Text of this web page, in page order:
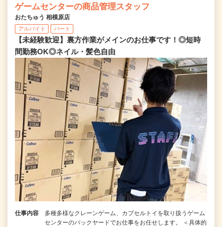
ゲームセンターの商品管理スタッフ
おたちゅう 相模原店
アルバイト パート
【未経験歓迎】裏方作業がメインのお仕事です！◎短時
間勤務OK◎ネイル・髪色自由
仕事内容
多種多様なクレーンゲーム、カプセルトイを取り扱うゲーム
センターのバックヤードでお仕事をお任せします。 ＜具体的